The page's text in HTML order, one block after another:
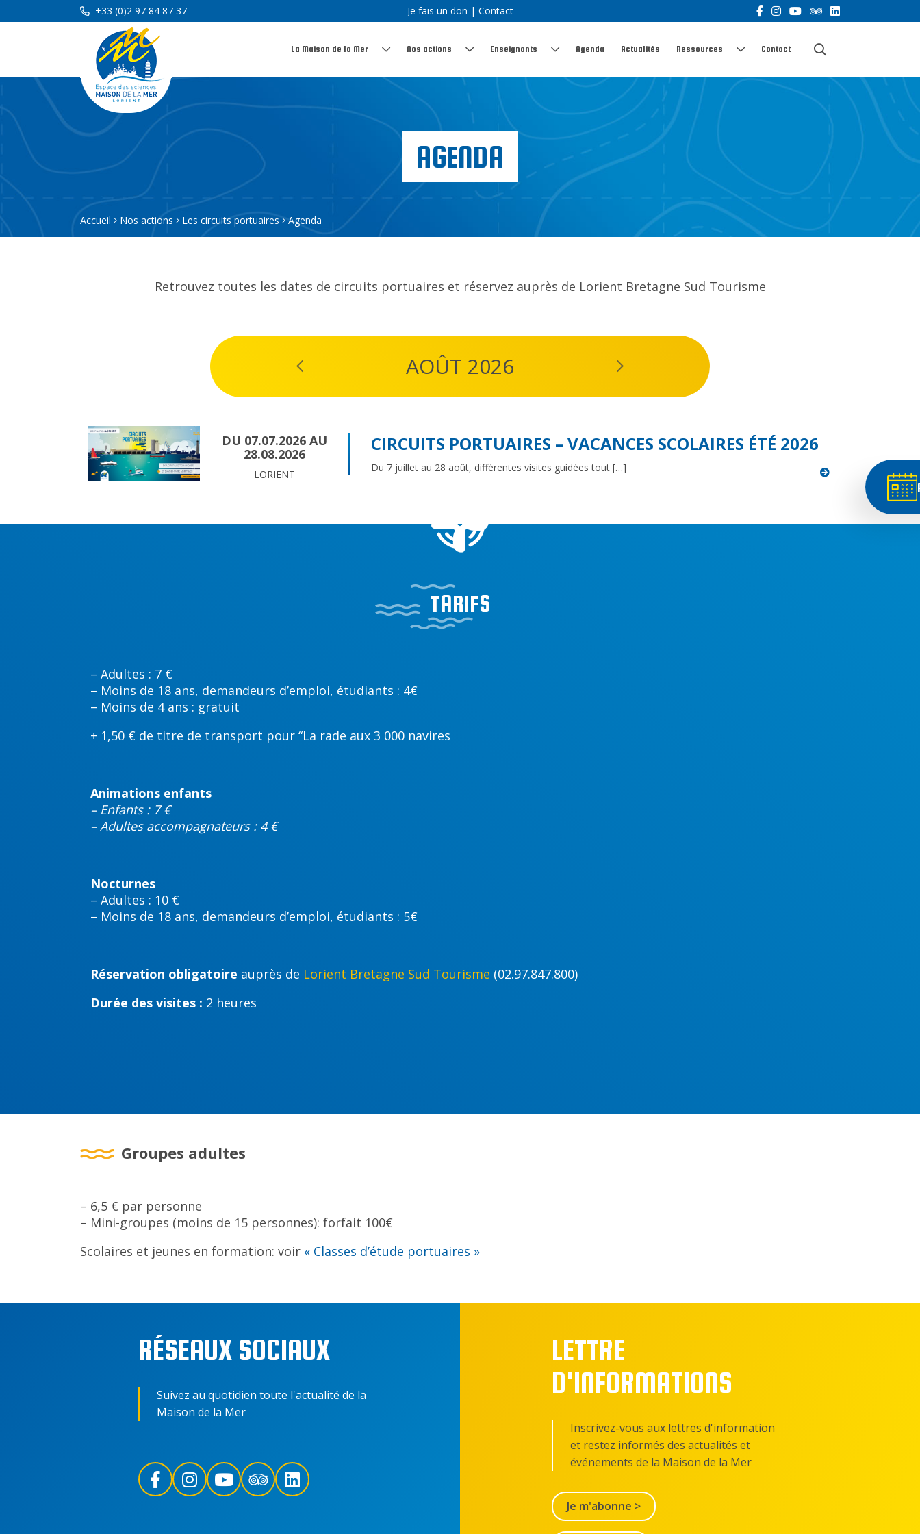
+33 (0)2 97 84 87 37 Je fais un don | Contact
La Maison de la Mer Nos actions Enseignants Agenda Actualités Ressources Contact
AGENDA
Accueil Nos actions Les circuits portuaires Agenda
Retrouvez toutes les dates de circuits portuaires et réservez auprès de Lorient Bretagne Sud Tourisme
JUILLET 2026 AOÛT 2026 SEPTEMBRE 2026
DU 07.07.2026 AU
28.08.2026
LORIENT
CIRCUITS PORTUAIRES – VACANCES SCOLAIRES ÉTÉ 2026
Du 7 juillet au 28 août, différentes visites guidées tout […]
TARIFS
– Adultes : 7 €
– Moins de 18 ans, demandeurs d’emploi, étudiants : 4€
– Moins de 4 ans : gratuit
+ 1,50 € de titre de transport pour “La rade aux 3 000 navires
Animations enfants
– Enfants : 7 €
– Adultes accompagnateurs : 4 €
Nocturnes
– Adultes : 10 €
– Moins de 18 ans, demandeurs d’emploi, étudiants : 5€
Réservation obligatoire auprès de Lorient Bretagne Sud Tourisme (02.97.847.800)
Durée des visites : 2 heures
Groupes adultes
– 6,5 € par personne
– Mini-groupes (moins de 15 personnes): forfait 100€
Scolaires et jeunes en formation: voir « Classes d’étude portuaires »
RÉSEAUX SOCIAUX
Suivez au quotidien toute l'actualité de la
Maison de la Mer
LETTRE
D'INFORMATIONS
Inscrivez-vous aux lettres d'information
et restez informés des actualités et
événements de la Maison de la Mer
Je m'abonne >